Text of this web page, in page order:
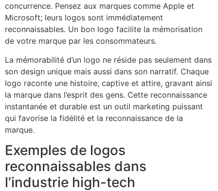
concurrence. Pensez aux marques comme Apple et
Microsoft; leurs logos sont immédiatement
reconnaissables. Un bon logo facilite la mémorisation
de votre marque par les consommateurs.
La mémorabilité d’un logo ne réside pas seulement dans
son design unique mais aussi dans son narratif. Chaque
logo raconte une histoire, captive et attire, gravant ainsi
la marque dans l’esprit des gens. Cette reconnaissance
instantanée et durable est un outil marketing puissant
qui favorise la fidélité et la reconnaissance de la
marque.
Exemples de logos
reconnaissables dans
l’industrie high-tech